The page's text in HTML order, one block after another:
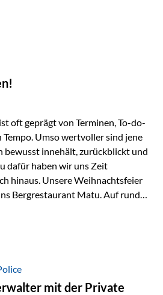
aber auch unsere
diesen gemeinsamen
oft geprägt von Terminen, To-do-
Umso wertvoller sind jene
bewusst innehält, zurückblickt und
dafür haben wir uns Zeit
hinaus. Unsere Weihnachtsfeier
Bergrestaurant Matu. Auf rund
sondern auch etwas, das im
feinem Essen, guter Musik und
mit der Private